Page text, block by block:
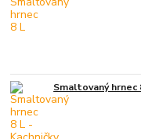
Smaltovaný hrnec